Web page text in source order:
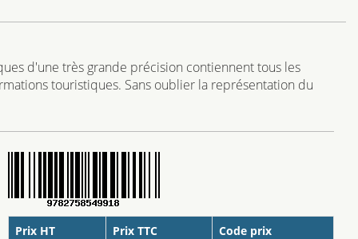
d'une très grande précision contiennent tous les
touristiques. Sans oublier la représentation du
Prix HT Prix TTC
Code prix